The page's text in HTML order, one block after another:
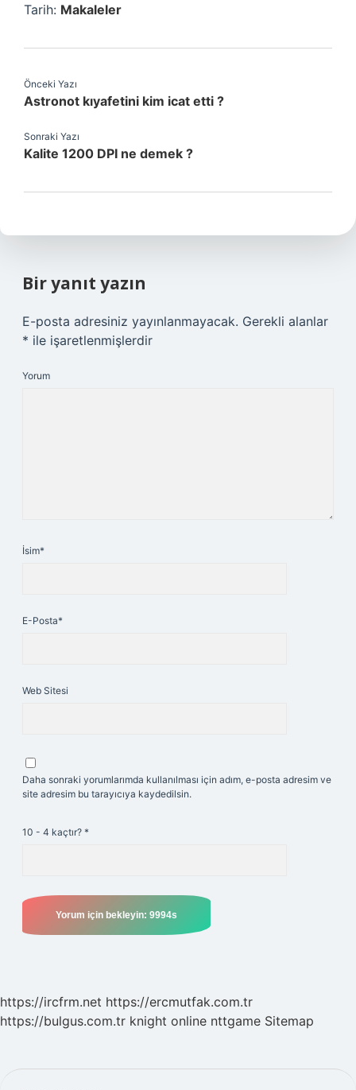
Tarih: Makaleler
Önceki Yazı
Astronot kıyafetini kim icat etti ?
Sonraki Yazı
Kalite 1200 DPI ne demek ?
Bir yanıt yazın
E-posta adresiniz yayınlanmayacak. Gerekli alanlar
* ile işaretlenmişlerdir
Yorum
İsim*
E-Posta*
Web Sitesi
Daha sonraki yorumlarımda kullanılması için adım, e-posta adresim ve
site adresim bu tarayıcıya kaydedilsin.
10 - 4 kaçtır? *
https://ircfrm.net https://ercmutfak.com.tr
https://bulgus.com.tr knight online nttgame Sitemap